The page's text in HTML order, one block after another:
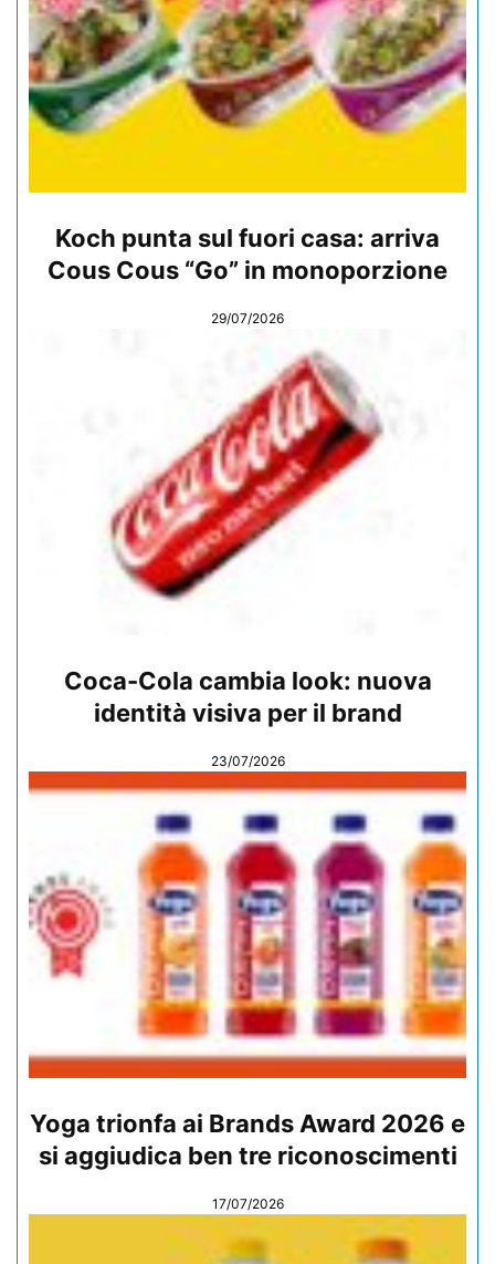
Koch punta sul fuori casa: arriva
Cous Cous “Go” in monoporzione
29/07/2026
Coca-Cola cambia look: nuova
identità visiva per il brand
23/07/2026
Yoga trionfa ai Brands Award 2026 e
si aggiudica ben tre riconoscimenti
17/07/2026